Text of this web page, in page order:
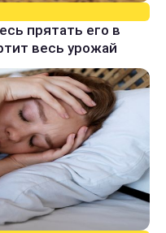
прятать его в
весь урожай